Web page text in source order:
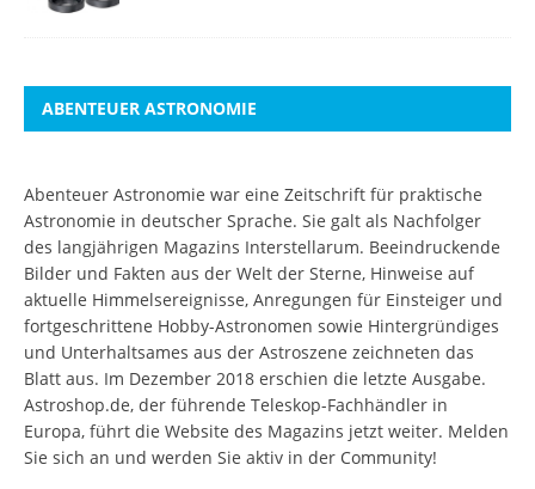
ABENTEUER ASTRONOMIE
Abenteuer Astronomie war eine Zeitschrift für praktische
Astronomie in deutscher Sprache. Sie galt als Nachfolger
des langjährigen Magazins Interstellarum. Beeindruckende
Bilder und Fakten aus der Welt der Sterne, Hinweise auf
aktuelle Himmelsereignisse, Anregungen für Einsteiger und
fortgeschrittene Hobby-Astronomen sowie Hintergründiges
und Unterhaltsames aus der Astroszene zeichneten das
Blatt aus. Im Dezember 2018 erschien die letzte Ausgabe.
Astroshop.de, der führende Teleskop-Fachhändler in
Europa, führt die Website des Magazins jetzt weiter. Melden
Sie sich an und werden Sie aktiv in der Community!